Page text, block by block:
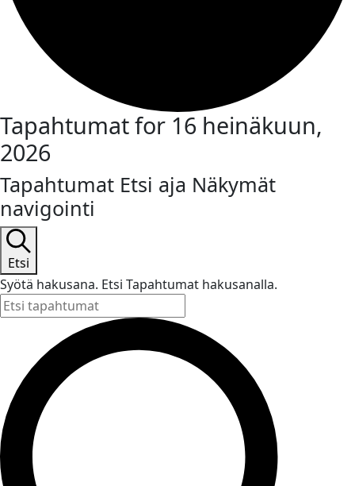
Tapahtumat for 16 heinäkuun,
2026
Tapahtumat Etsi aja Näkymät
navigointi
Etsi
Syötä hakusana. Etsi Tapahtumat hakusanalla.